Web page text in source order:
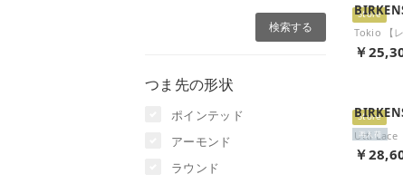
つま先の形状
ポインテッド
アーモンド
ラウンド
Store
￥
Store
￥
再入荷